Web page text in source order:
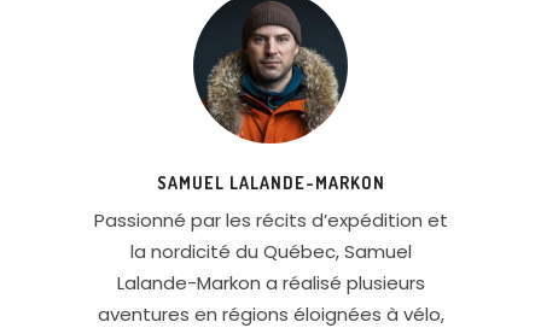
SAMUEL LALANDE-MARKON
Passionné par les récits d’expédition et
la nordicité du Québec, Samuel
Lalande-Markon a réalisé plusieurs
aventures en régions éloignées à vélo,